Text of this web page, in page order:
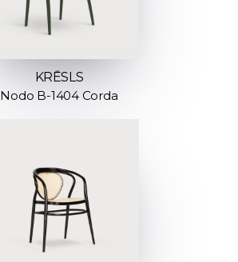
KRĒSLS
Nodo B-1404 Corda